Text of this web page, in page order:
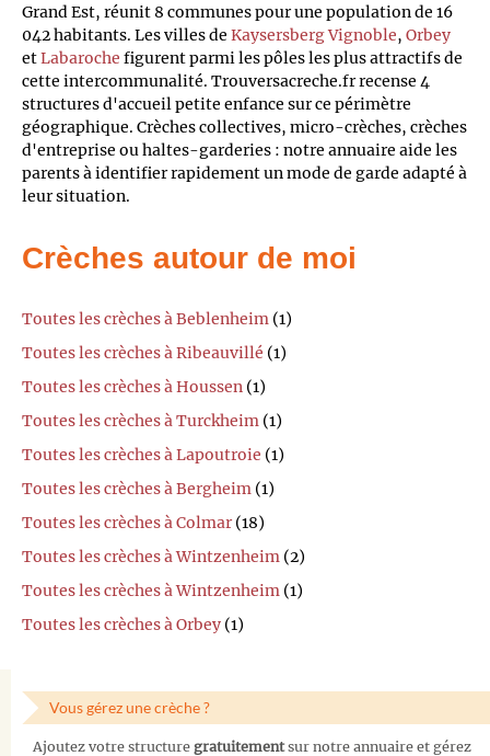
Grand Est, réunit 8 communes pour une population de 16
042 habitants. Les villes de Kaysersberg Vignoble, Orbey
etLabaroche figurent parmi les pôles les plus attractifs de
cette intercommunalité. Trouversacreche.fr recense 4
structures d'accueil petite enfance sur ce périmètre
géographique. Crèches collectives, micro-crèches, crèches
d'entreprise ou haltes-garderies : notre annuaire aide les
parents à identifier rapidement un mode de garde adapté à
leur situation.
Crèches autour de moi
Toutes les crèches à Beblenheim (1)
Toutes les crèches à Ribeauvillé (1)
Toutes les crèches à Houssen (1)
Toutes les crèches à Turckheim (1)
Toutes les crèches à Lapoutroie (1)
Toutes les crèches à Bergheim (1)
Toutes les crèches à Colmar (18)
Toutes les crèches à Wintzenheim (2)
Toutes les crèches à Wintzenheim (1)
Toutes les crèches à Orbey (1)
Vous gérez une crèche ?
Ajoutez votre structure gratuitementsur notre annuaire et gérez